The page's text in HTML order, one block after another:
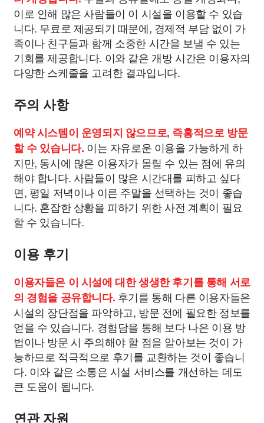
이로 인해 많은 사람들이 이 시설을 이용할 수 있습
니다. 무료로 제공되기 때문에, 경제적 부담 없이 가
족이나 친구들과 함께 소중한 시간을 보낼 수 있는
기회를 제공합니다. 이와 같은 개방 시간은 이용자의
다양한 스케줄을 고려한 결과입니다.
주의 사항
예약 시스템이 운영되지 않으므로, 즉흥적으로 방문
할 수 있습니다. 이는 자유로운 이용을 가능하게 하
지만, 동시에 많은 이용자가 몰릴 수 있는 점에 유의
해야 합니다. 사람들이 많은 시간대를 피하고 싶다
면, 평일 저녁이나 이른 주말을 선택하는 것이 좋습
니다. 혼잡한 상황을 피하기 위한 사전 계획이 필요
할 수 있습니다.
이용 후기
이용자들은 이 시설에 대한 생생한 후기를 통해 서로
의 경험을 공유합니다. 후기를 통해 다른 이용자들은
시설의 장단점을 파악하고, 방문 전에 필요한 정보를
얻을 수 있습니다. 경험담을 통해 보다 나은 이용 방
법이나 방문 시 주의해야 할 점을 알아보는 것이 가
능하므로 적극적으로 후기를 교환하는 것이 좋습니
다. 이와 같은 소통은 시설 서비스를 개선하는 데도
큰 도움이 됩니다.
연관 자원